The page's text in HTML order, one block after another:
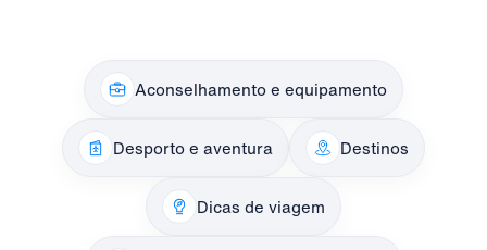
Aconselhamento e equipamento
Desporto e aventura Destinos
Dicas de viagem